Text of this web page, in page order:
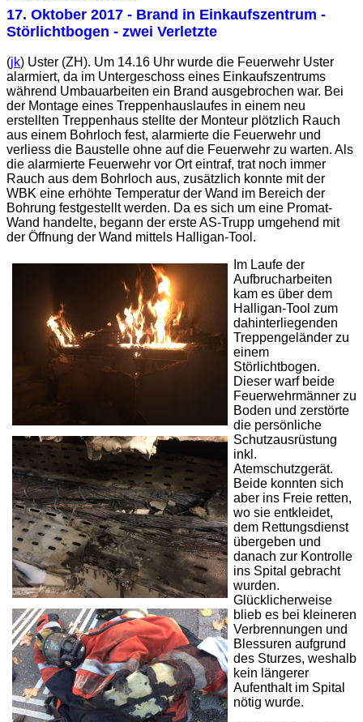
17. Oktober 2017 - Brand in Einkaufszentrum -
Störlichtbogen - zwei Verletzte
(jk) Uster (ZH). Um 14.16 Uhr wurde die Feuerwehr Uster
alarmiert, da im Untergeschoss eines Einkaufszentrums
während Umbauarbeiten ein Brand ausgebrochen war. Bei
der Montage eines Treppenhauslaufes in einem neu
erstellten Treppenhaus stellte der Monteur plötzlich Rauch
aus einem Bohrloch fest, alarmierte die Feuerwehr und
verliess die Baustelle ohne auf die Feuerwehr zu warten. Als
die alarmierte Feuerwehr vor Ort eintraf, trat noch immer
Rauch aus dem Bohrloch aus, zusätzlich konnte mit der
WBK eine erhöhte Temperatur der Wand im Bereich der
Bohrung festgestellt werden. Da es sich um eine Promat-
Wand handelte, begann der erste AS-Trupp umgehend mit
der Öffnung der Wand mittels Halligan-Tool.
Im Laufe der
Aufbrucharbeiten
kam es über dem
Halligan-Tool zum
dahinterliegenden
Treppengeländer zu
einem
Störlichtbogen.
Dieser warf beide
Feuerwehrmänner zu
Boden und zerstörte
die persönliche
Schutzausrüstung
inkl.
Atemschutzgerät.
Beide konnten sich
aber ins Freie retten,
wo sie entkleidet,
dem Rettungsdienst
übergeben und
danach zur Kontrolle
ins Spital gebracht
wurden.
Glücklicherweise
blieb es bei kleineren
Verbrennungen und
Blessuren aufgrund
des Sturzes, weshalb
kein längerer
Aufenthalt im Spital
nötig wurde.